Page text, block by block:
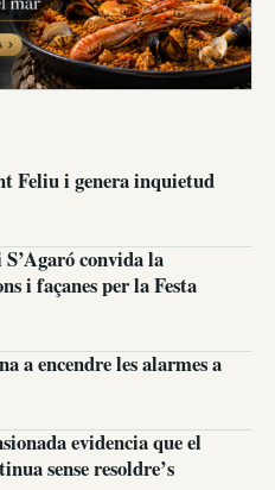
Feliu i genera inquietud
convida la
i façanes per la Festa
a encendre les alarmes a
evidencia que el
sense resoldre’s